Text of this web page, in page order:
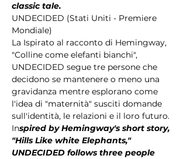
classic tale.
UNDECIDED (Stati Uniti - Premiere
Mondiale)
La Ispirato al racconto di Hemingway,
"Colline come elefanti bianchi",
UNDECIDED segue tre persone che
decidono se mantenere o meno una
gravidanza mentre esplorano come
l'idea di "maternità" susciti domande
sull'identità, le relazioni e il loro futuro.
Inspired by Hemingway's short story,
"Hills Like white Elephants,"
UNDECIDED follows three people